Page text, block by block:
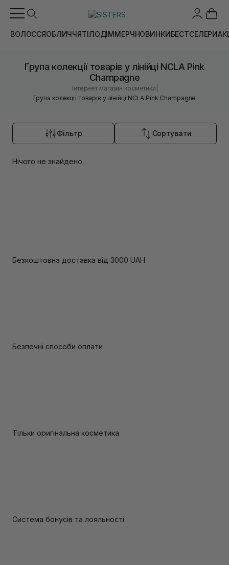
ВОЛОССЯОБЛИЧЧЯТІЛОДІММЕРЧНОВИНКИБЕСТСЕЛЕРИ
Група колекції товарів у лінійці NCLA Pink
Champagne
Інтернет магазин косметики
Група колекції товарів у лінійці NCLA Pink Champagne
Фільтр Сортувати
Нічого не знайдено.
Безкоштовна доставка від 3000 UAH
Безпечні способи оплати
Тільки оригінальна косметика
Система бонусів та лояльності